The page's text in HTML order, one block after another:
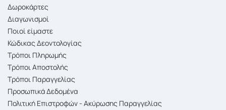
Δωροκάρτες
Διαγωνισμοί
Ποιοί είμαστε
Κώδικας Δεοντολογίας
Τρόποι Πληρωμής
Τρόποι Αποστολής
Τρόποι Παραγγελίας
Προσωπικά Δεδομένα
Πολιτική Επιστροφών - Ακύρωσης Παραγγελίας